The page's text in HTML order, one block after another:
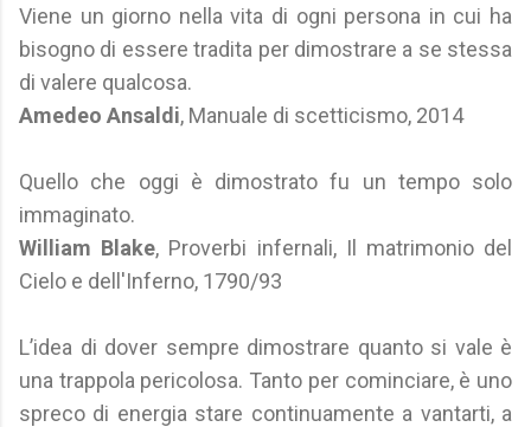
Viene un giorno nella vita di ogni persona in cui ha
bisogno di essere tradita per dimostrare a se stessa
di valere qualcosa.
Amedeo Ansaldi, Manuale di scetticismo, 2014
Quello che oggi è dimostrato fu un tempo solo
immaginato.
William Blake, Proverbi infernali, Il matrimonio del
Cielo e dell'Inferno, 1790/93
L’idea di dover sempre dimostrare quanto si vale è
una trappola pericolosa. Tanto per cominciare, è uno
spreco di energia stare continuamente a vantarti, a